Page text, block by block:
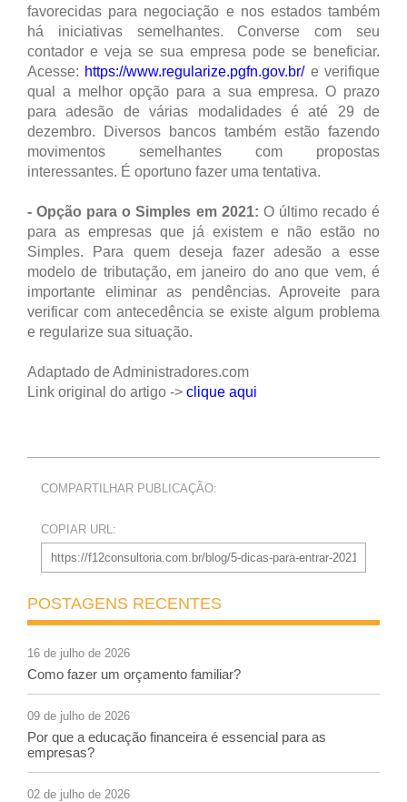
favorecidas para negociação e nos estados também
há iniciativas semelhantes. Converse com seu
contador e veja se sua empresa pode se beneficiar.
Acesse: https://www.regularize.pgfn.gov.br/e verifique
qual a melhor opção para a sua empresa. O prazo
para adesão de várias modalidades é até 29 de
dezembro. Diversos bancos também estão fazendo
movimentos semelhantes com propostas
interessantes. É oportuno fazer uma tentativa.
- Opção para o Simples em 2021: O último recado é
para as empresas que já existem e não estão no
Simples. Para quem deseja fazer adesão a esse
modelo de tributação, em janeiro do ano que vem, é
importante eliminar as pendências. Aproveite para
verificar com antecedência se existe algum problema
e regularize sua situação.
Adaptado de Administradores.com
Link original do artigo -> clique aqui
COMPARTILHAR PUBLICAÇÃO:
COPIAR URL:
POSTAGENS RECENTES
16 de julho de 2026
Como fazer um orçamento familiar?
09 de julho de 2026
Por que a educação financeira é essencial para as
empresas?
02 de julho de 2026